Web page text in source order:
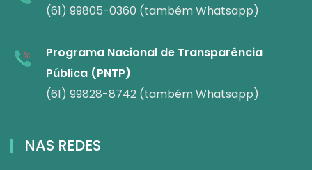
(61) 99805-0360 (também Whatsapp)
Programa Nacional de Transparência
Pública (PNTP)
(61) 99828-8742 (também Whatsapp)
NAS REDES